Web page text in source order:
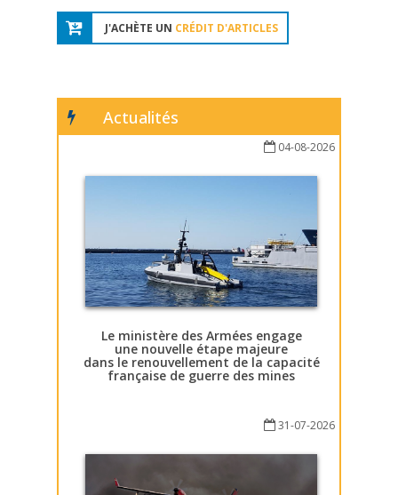
J'ACHÈTE UN CRÉDIT D'ARTICLES
Actualités
04-08-2026
Le ministère des Armées engage
une nouvelle étape majeure
dans le renouvellement de la capacité
française de guerre des mines
31-07-2026